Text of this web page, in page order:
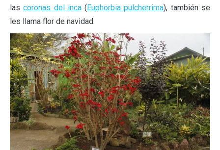
lascoronas del inca( Euphorbia pulcherrima), también se
les llama flor de navidad.